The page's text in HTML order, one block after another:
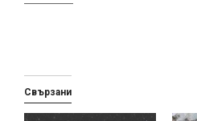
Свързани